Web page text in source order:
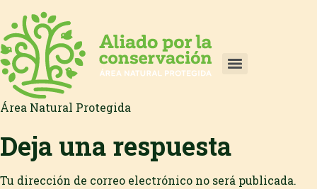
Área Natural Protegida
Deja una respuesta
Tu dirección de correo electrónico no será publicada.